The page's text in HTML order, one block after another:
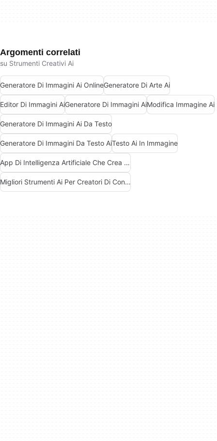
Argomenti correlati
su Strumenti Creativi Ai
Generatore Di Immagini Ai OnlineGeneratore Di Arte Ai
Editor Di Immagini AiGeneratore Di Immagini AiModifica Immagine Ai
Generatore Di Immagini Ai Da Testo
Generatore Di Immagini Da Testo AiTesto Ai In Immagine
App Di Intelligenza Artificiale Che Crea Immagini
Migliori Strumenti Ai Per Creatori Di Contenuti